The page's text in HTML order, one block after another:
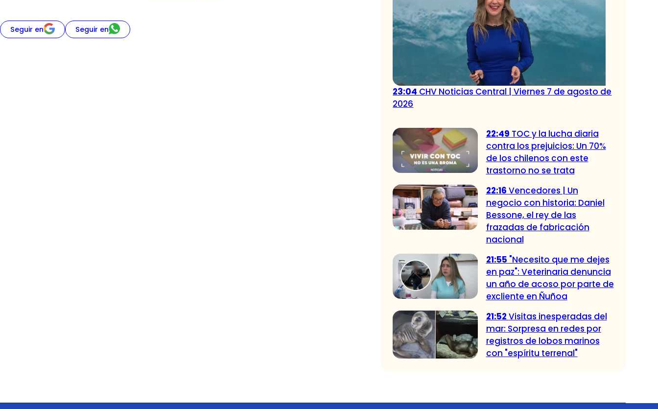
Seguir en Seguir en
23:04 CHV Noticias Central | Viernes 7 de agosto de
2026
22:49 TOC y la lucha diaria
contra los prejuicios: Un 70%
de los chilenos con este
trastorno no se trata
22:16 Vencedores | Un
negocio con historia: Daniel
Bessone, el rey de las
frazadas de fabricación
nacional
21:55 "Necesito que me dejes
en paz": Veterinaria denuncia
un año de acoso por parte de
excliente en Ñuñoa
21:52 Visitas inesperadas del
mar: Sorpresa en redes por
registros de lobos marinos
con "espíritu terrenal"